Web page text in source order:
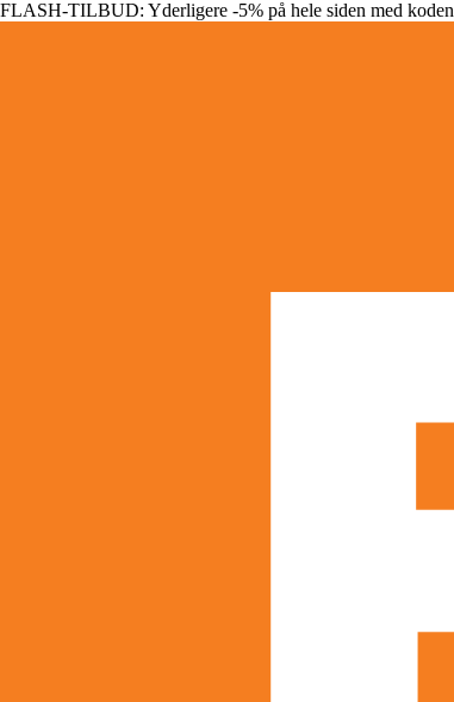
FLASH-TILBUD: Yderligere -5% på hele siden med koden